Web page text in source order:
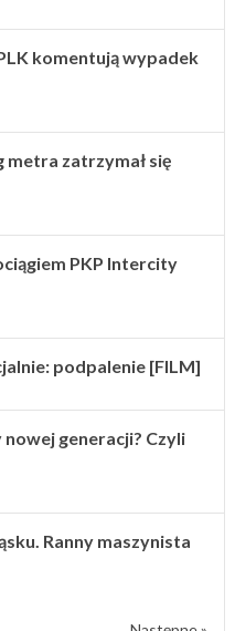
komentują wypadek
metra zatrzymał się
PKP Intercity
podpalenie [FILM]
generacji? Czyli
Ranny maszynista